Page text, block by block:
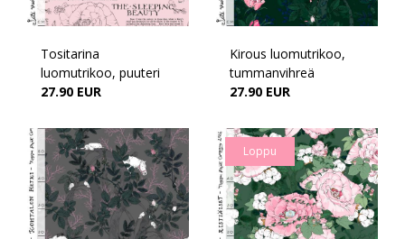
Tositarina
luomutrikoo, puuteri
27.90 EUR
Kirous luomutrikoo,
tummanvihreä
27.90 EUR
Loppu